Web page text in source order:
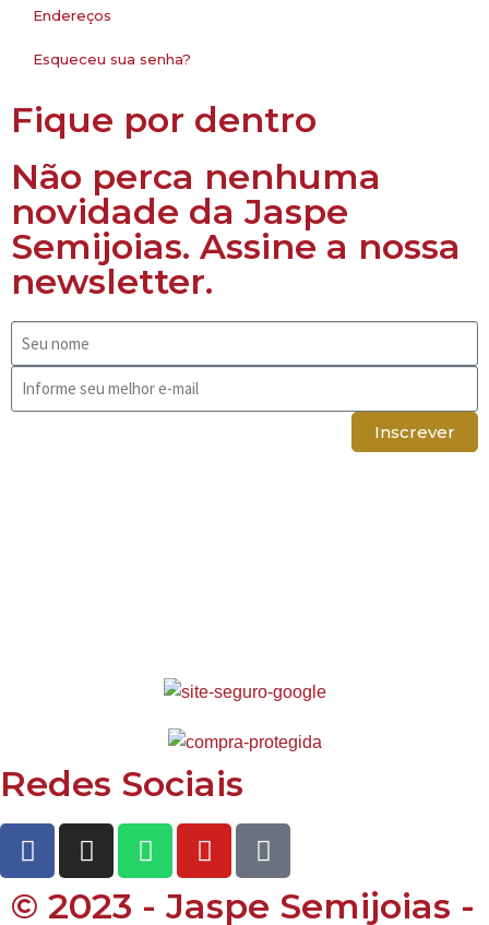
Endereços
Esqueceu sua senha?
Fique por dentro
Não perca nenhuma
novidade da Jaspe
Semijoias. Assine a nossa
newsletter.
Inscrever
Redes Sociais
© 2023 - Jaspe Semijoias -